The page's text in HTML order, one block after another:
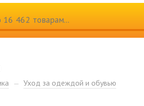
Уход за одеждой и обувью